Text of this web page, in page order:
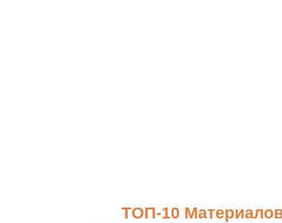
ТОП-10